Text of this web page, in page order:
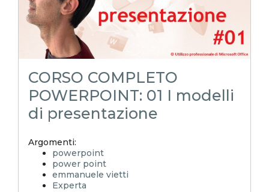
CORSO COMPLETO
POWERPOINT: 01 I modelli
di presentazione
Argomenti:
powerpoint
power point
emmanuele vietti
Experta